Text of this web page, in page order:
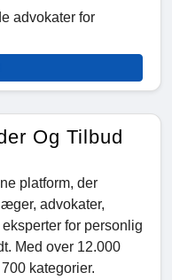
advokater for
Og Tilbud
platform, der
advokater,
for personlig
Med over 12.000
kategorier.